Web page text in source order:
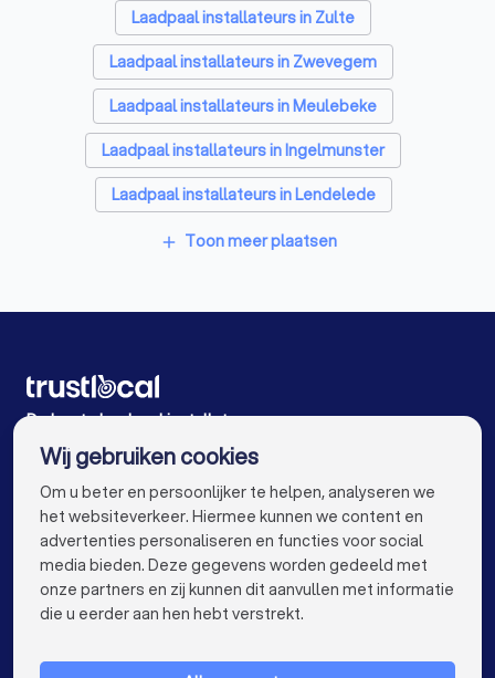
Schrijnwerkers in Waregem
Warmtepomp installateurs in Waregem
Badkamer installateurs in Waregem
Glashandels in Waregem
EPC-keurders in Waregem
Klusjesmannen in Waregem
Laadpaal installateurs in Zulte
Laadpaal installateurs in Zwevegem
Laadpaal installateurs in Meulebeke
Laadpaal installateurs in Ingelmunster
Laadpaal installateurs in Lendelede
Laadpaal installateurs in Kortrijk Heule
Laadpaal installateurs in Roeselare Oekene
Laadpaal installateurs in Ardooie
Laadpaal installateurs in Antwerpen
Laadpaal installateurs in Gent
Laadpaal installateurs in Brugge
Laadpaal installateurs in Leuven
add Toon meer plaatsen
De beste laadpaal installateurs voor u
VOOR PARTICULIEREN keyboard_arrow_down
Wij gebruiken cookies
Om u beter en persoonlijker te helpen, analyseren we
het websiteverkeer. Hiermee kunnen we content en
advertenties personaliseren en functies voor social
media bieden. Deze gegevens worden gedeeld met
onze partners en zij kunnen dit aanvullen met informatie
die u eerder aan hen hebt verstrekt.